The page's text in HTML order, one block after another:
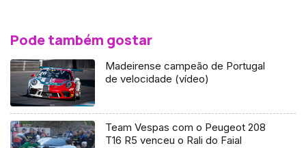
Pode também gostar
Madeirense campeão de Portugal
de velocidade (vídeo)
Team Vespas com o Peugeot 208
T16 R5 venceu o Rali do Faial